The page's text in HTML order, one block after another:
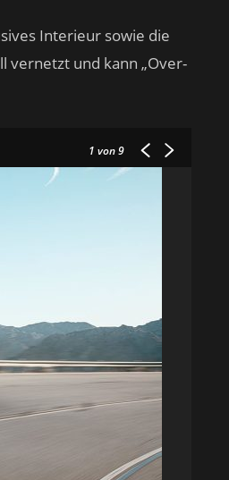
Interieur sowie die
vernetzt und kann „Over-
1 von 9